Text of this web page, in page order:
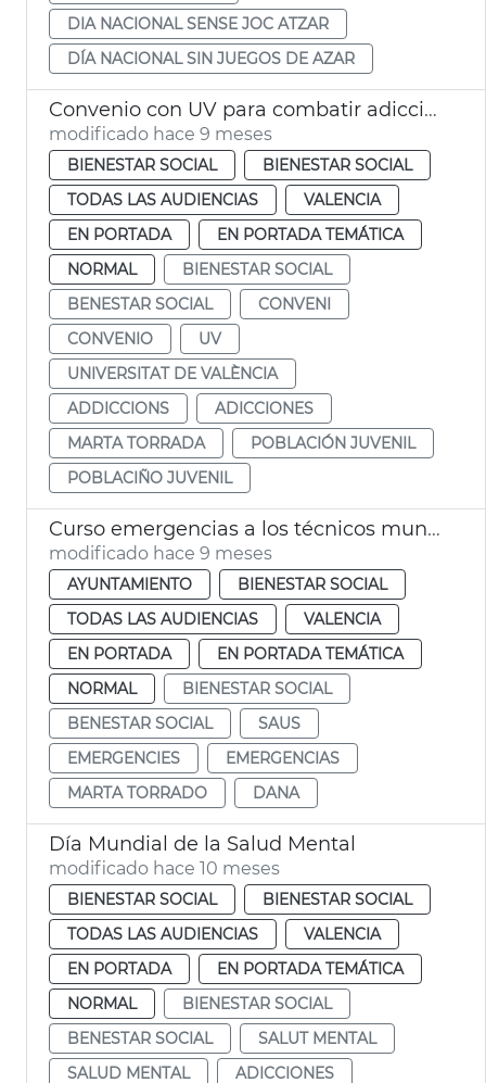
DIA NACIONAL SENSE JOC ATZAR
DÍA NACIONAL SIN JUEGOS DE AZAR
Convenio con UV para combatir adicciones en jóvenes
modificado hace 9 meses
BIENESTAR SOCIAL
BIENESTAR SOCIAL
TODAS LAS AUDIENCIAS
VALENCIA
EN PORTADA
EN PORTADA TEMÁTICA
NORMAL
BIENESTAR SOCIAL
BENESTAR SOCIAL
CONVENI
CONVENIO
UV
UNIVERSITAT DE VALÈNCIA
ADDICCIONS
ADICCIONES
MARTA TORRADA
POBLACIÓN JUVENIL
POBLACIÑO JUVENIL
Curso emergencias a los técnicos municipales de Bienestar Social
modificado hace 9 meses
AYUNTAMIENTO
BIENESTAR SOCIAL
TODAS LAS AUDIENCIAS
VALENCIA
EN PORTADA
EN PORTADA TEMÁTICA
NORMAL
BIENESTAR SOCIAL
BENESTAR SOCIAL
SAUS
EMERGENCIES
EMERGENCIAS
MARTA TORRADO
DANA
Día Mundial de la Salud Mental
modificado hace 10 meses
BIENESTAR SOCIAL
BIENESTAR SOCIAL
TODAS LAS AUDIENCIAS
VALENCIA
EN PORTADA
EN PORTADA TEMÁTICA
NORMAL
BIENESTAR SOCIAL
BENESTAR SOCIAL
SALUT MENTAL
SALUD MENTAL
ADICCIONES